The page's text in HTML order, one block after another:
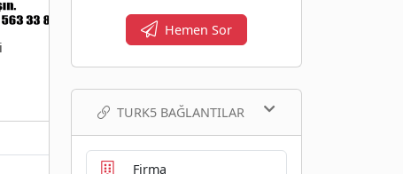
Hemen Sor
TURK5 BAĞLANTILAR
Firma